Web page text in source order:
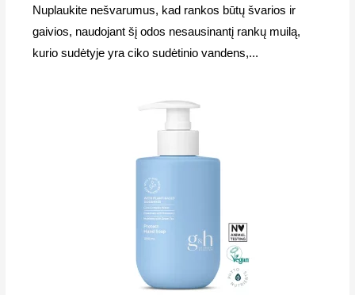
Nuplaukite nešvarumus, kad rankos būtų švarios ir
gaivios, naudojant šį odos nesausinantį rankų muilą,
kurio sudėtyje yra ciko sudėtinio vandens,...